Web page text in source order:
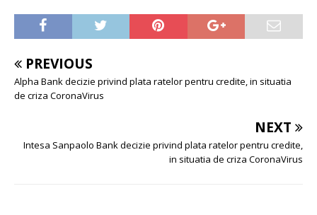
PREVIOUS
Alpha Bank decizie privind plata ratelor pentru credite, in situatia
de criza CoronaVirus
NEXT
Intesa Sanpaolo Bank decizie privind plata ratelor pentru credite,
in situatia de criza CoronaVirus